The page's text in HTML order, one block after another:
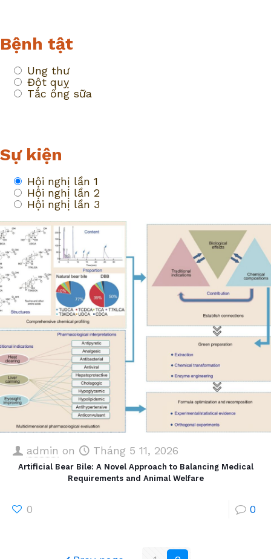
Bệnh tật
Ung thư
Đột quỵ
Tắc ống sữa
Sự kiện
Hội nghị lần 1
Hội nghị lần 2
Hội nghị lần 3
admin on Tháng 5 11, 2026
Artificial Bear Bile: A Novel Approach to Balancing Medical
Requirements and Animal Welfare
0 0